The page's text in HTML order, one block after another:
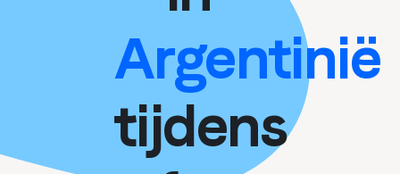
Argentinië
tijdens